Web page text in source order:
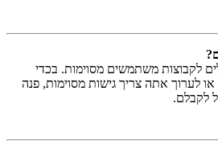
לקבוצות משתמשים מסוימות. בכדי
לערוך אתה צריך גישות מסוימות, פנה
לקבלם.